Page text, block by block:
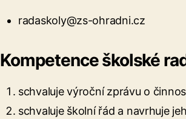
radaskoly@zs-ohradni.cz
Kompetence školské
schvaluje výroční zprávu o
schvaluje školní řád a navrhuje